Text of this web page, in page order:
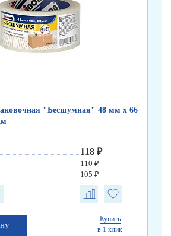
"Бесшумная" 48 мм х 66
118 ₽
110 ₽
105 ₽
Купить
в 1 клик